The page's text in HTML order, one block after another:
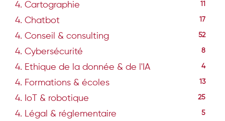
4. Cartographie
4. Chatbot 17
4. Conseil & consulting 52
4. Cybersécurité 8
4. Ethique de la donnée & de l'IA 4
4. Formations & écoles 13
4. IoT & robotique 25
4. Légal & réglementaire 5